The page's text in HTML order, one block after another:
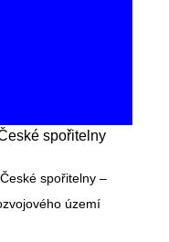
spořitelny
spořitelny –
území